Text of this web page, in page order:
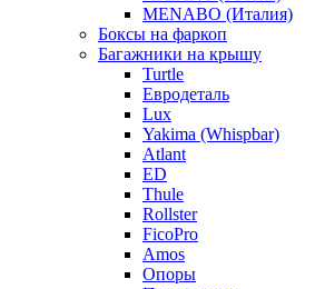
MENABO (Италия)
Боксы на фаркоп
Багажники на крышу
Turtle
Евродеталь
Lux
Yakima (Whispbar)
Atlant
ED
Thule
Rollster
FicoPro
Amos
Опоры